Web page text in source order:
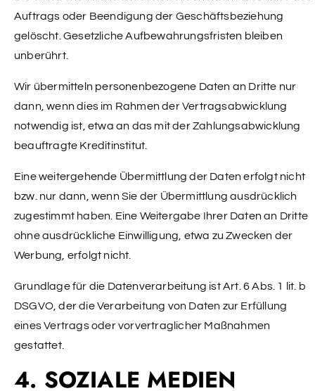
Auftrags oder Beendigung der Geschäftsbeziehung
gelöscht. Gesetzliche Aufbewahrungsfristen bleiben
unberührt.
Wir übermitteln personenbezogene Daten an Dritte nur
dann, wenn dies im Rahmen der Vertragsabwicklung
notwendig ist, etwa an das mit der Zahlungsabwicklung
beauftragte Kreditinstitut.
Eine weitergehende Übermittlung der Daten erfolgt nicht
bzw. nur dann, wenn Sie der Übermittlung ausdrücklich
zugestimmt haben. Eine Weitergabe Ihrer Daten an Dritte
ohne ausdrückliche Einwilligung, etwa zu Zwecken der
Werbung, erfolgt nicht.
Grundlage für die Datenverarbeitung ist Art. 6 Abs. 1 lit. b
DSGVO, der die Verarbeitung von Daten zur Erfüllung
eines Vertrags oder vorvertraglicher Maßnahmen
gestattet.
4. SOZIALE MEDIEN